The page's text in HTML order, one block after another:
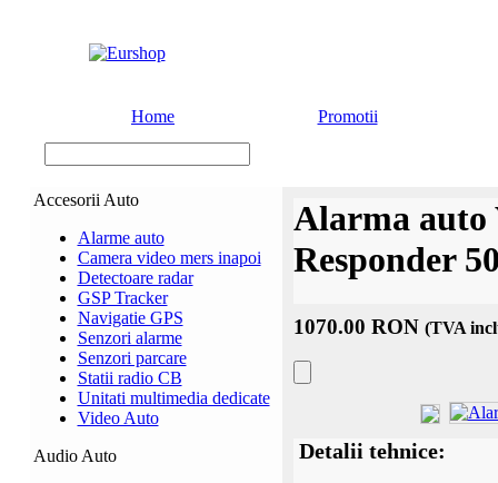
Home Promotii
Accesorii Auto
Alarme auto
Camera video mers inapoi
Detectoare radar
GSP Tracker
Navigatie GPS
Senzori alarme
Senzori parcare
Statii radio CB
Unitati multimedia dedicate
Video Auto
Audio Auto
Alarma auto
Responder
1070.00 RON (TVA
Detalii tehnice: